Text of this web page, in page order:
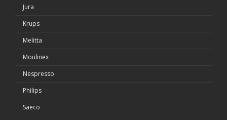
Jura
Krups
Melitta
Moulinex
Nespresso
Philips
Saeco